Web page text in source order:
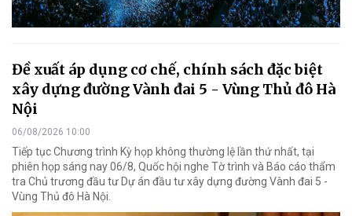
Đề xuất áp dụng cơ chế, chính sách đặc biệt
xây dựng đường Vành đai 5 - Vùng Thủ đô Hà
Nội
06/08/2026 10:00
Tiếp tục Chương trình Kỳ họp không thường lệ lần thứ nhất, tại
phiên họp sáng nay 06/8, Quốc hội nghe Tờ trình và Báo cáo thẩm
tra Chủ trương đầu tư Dự án đầu tư xây dựng đường Vành đai 5 -
Vùng Thủ đô Hà Nội.